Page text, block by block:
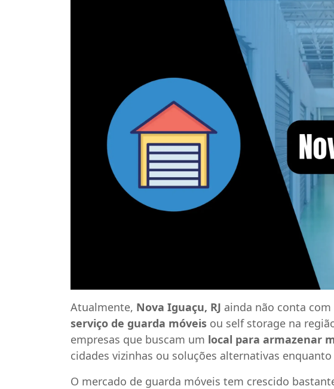
Atualmente, Nova Iguaçu, RJ ainda não conta
serviço de guarda móveis ou self storage na
empresas que buscam um local para armazenar
cidades vizinhas ou soluções alternativas
O mercado de guarda móveis tem crescido